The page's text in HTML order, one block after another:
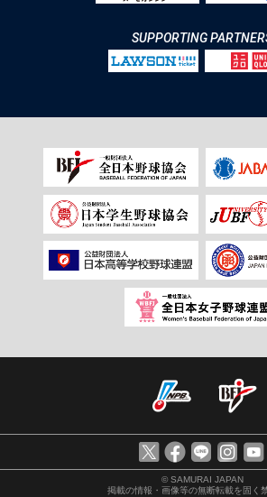
SUPPORTING
© SAMURAI JAPAN
掲載の情報・画像等の無断転載を固く